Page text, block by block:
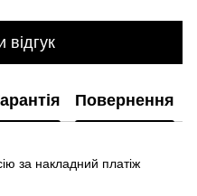
відгук
Повернення
за накладний платіж